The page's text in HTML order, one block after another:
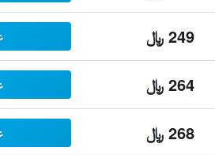
249 ﷼
264 ﷼
268 ﷼